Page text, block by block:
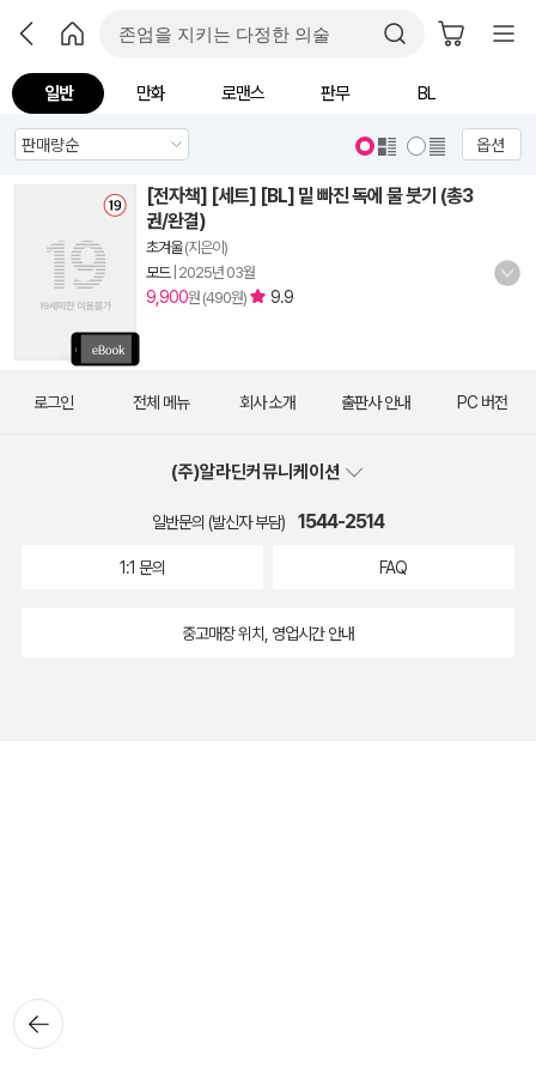
일반 만화 로맨스 판무 BL
옵션
[전자책] [세트] [BL] 밑 빠진 독에 물 붓기 (총3
권/완결)
초겨울(지은이)
모드| 2025년 03월
9,900원 (490원) 9.9
뒤로가
기
로그인 전체 메뉴 회사 소개 출판사 안내 PC 버전
(주)알라딘커뮤니케이션
일반문의 (발신자 부담) 1544-2514
1:1 문의 FAQ
중고매장 위치, 영업시간 안내